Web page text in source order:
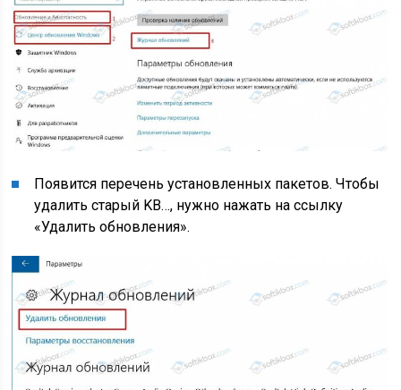
Появится перечень установленных пакетов. Чтобы
удалить старый KB…, нужно нажать на ссылку
«Удалить обновления».